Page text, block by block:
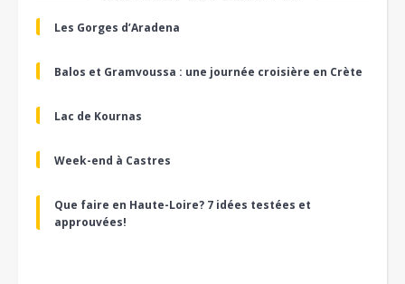
Les Gorges d’Aradena
Balos et Gramvoussa : une journée croisière en Crète
Lac de Kournas
Week-end à Castres
Que faire en Haute-Loire? 7 idées testées et
approuvées!